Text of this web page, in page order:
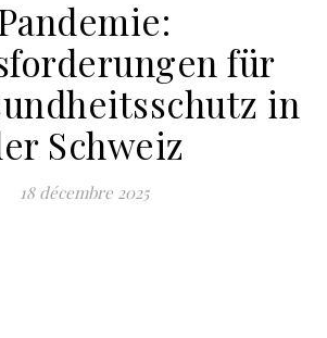
für
in
Schweiz
18 décembre 2025